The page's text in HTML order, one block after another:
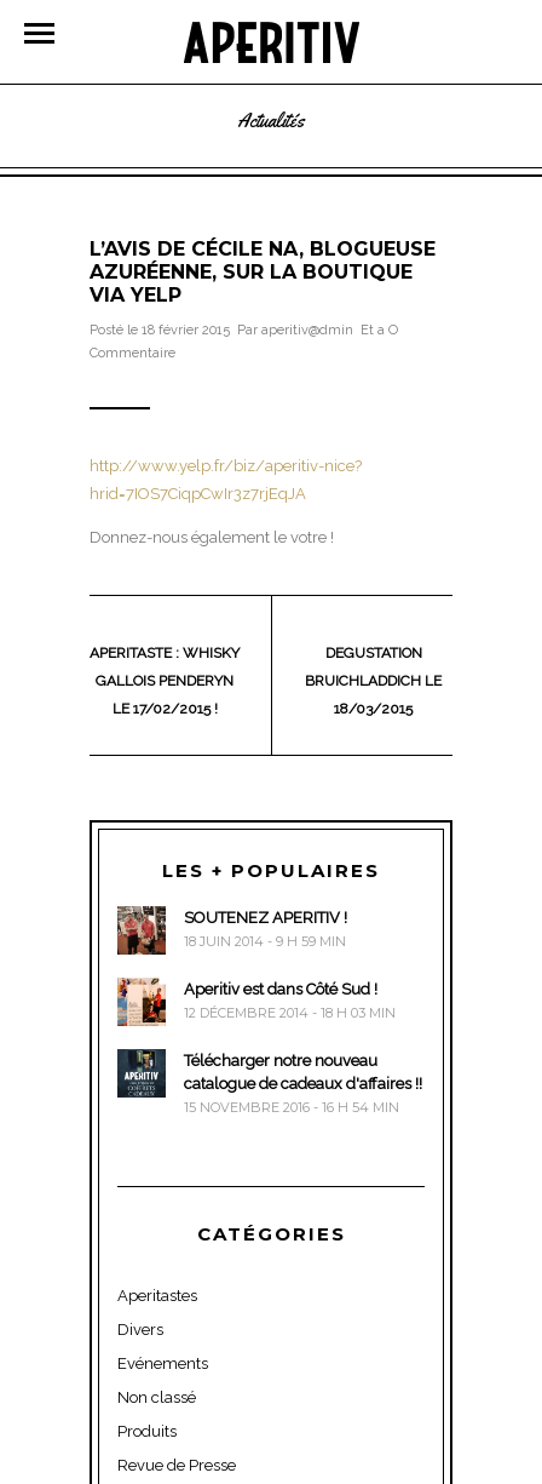
Actualités
L’AVIS DE CÉCILE NA, BLOGUEUSE
AZURÉENNE, SUR LA BOUTIQUE
VIA YELP
Posté le 18 février 2015 Par aperitiv@dmin Et a O
Commentaire
http://www.yelp.fr/biz/aperitiv-nice?
hrid=7IOS7CiqpCwIr3z7rjEqJA
Donnez-nous également le votre !
APERITASTE : WHISKY
GALLOIS PENDERYN
LE 17/02/2015 !
DEGUSTATION
BRUICHLADDICH LE
18/03/2015
LES + POPULAIRES
SOUTENEZ APERITIV !
18 JUIN 2014 - 9 H 59 MIN
Aperitiv est dans Côté Sud !
12 DÉCEMBRE 2014 - 18 H 03 MIN
Télécharger notre nouveau
catalogue de cadeaux d'affaires !!
15 NOVEMBRE 2016 - 16 H 54 MIN
CATÉGORIES
Aperitastes
Divers
Evénements
Non classé
Produits
Revue de Presse